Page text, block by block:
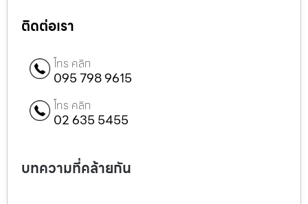
ติดต่อเรา
โทร คลิก
095 798 9615
โทร คลิก
02 635 5455
บทความที่คล้ายกัน